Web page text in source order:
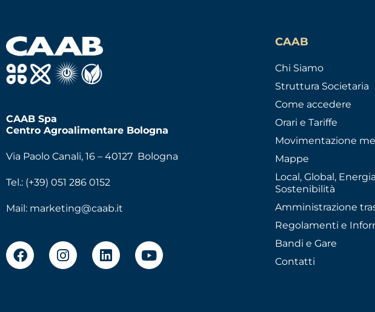
CAAB Spa
Centro Agroalimentare Bologna
Via Paolo Canali, 16 – 40127 Bologna
Tel.: (+39) 051 286 0152
Mail: marketing@caab.it
CAAB
Chi Siamo
Struttura Societaria
Come accedere
Orari e Tariffe
Movimentazione
Mappe
Local, Global,
Sostenibilità
Amministrazione
Regolamenti e
Bandi e Gare
Contatti